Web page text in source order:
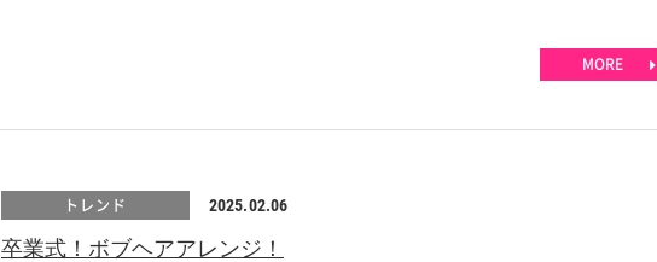
MORE
トレンド 2025.02.06
卒業式！ボブヘアアレンジ！